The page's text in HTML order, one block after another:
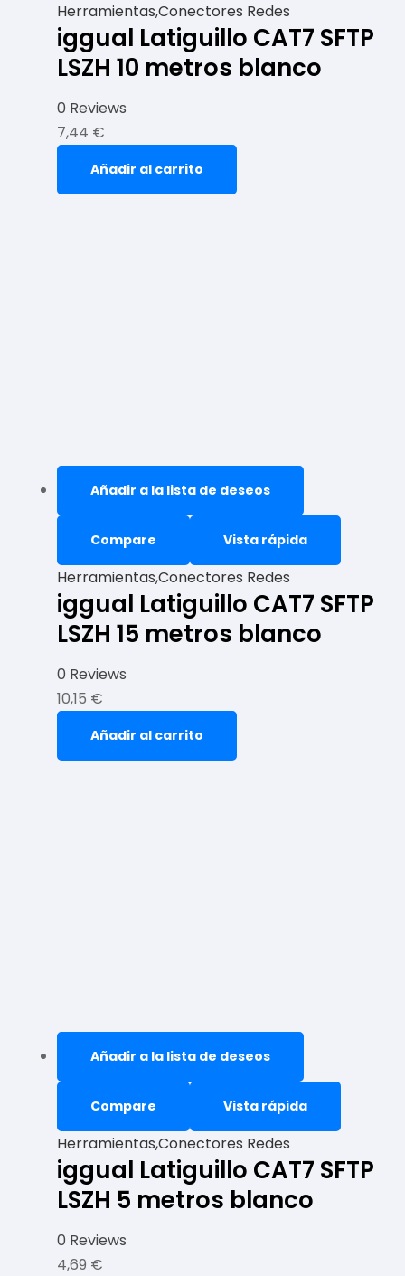
Herramientas,Conectores Redes
iggual Latiguillo CAT7 SFTP
LSZH 10 metros blanco
0 Reviews
7,44 €
Añadir al carrito
Añadir a la lista de deseos
Compare Vista rápida
Herramientas,Conectores Redes
iggual Latiguillo CAT7 SFTP
LSZH 15 metros blanco
0 Reviews
10,15 €
Añadir al carrito
Añadir a la lista de deseos
Compare Vista rápida
Herramientas,Conectores Redes
iggual Latiguillo CAT7 SFTP
LSZH 5 metros blanco
0 Reviews
4,69 €